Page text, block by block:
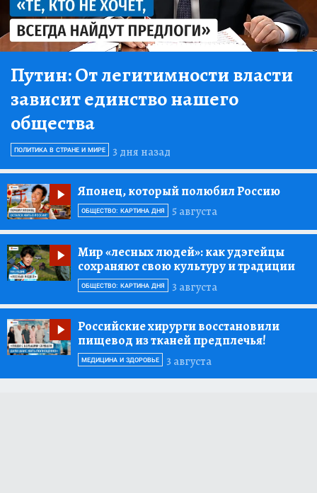
Путин:От легитимности власти
зависит единство нашего
общества
3 дня назад
ПОЛИТИКА В СТРАНЕ И МИРЕ
Японец, который полюбил Россию
5 августа
ОБЩЕСТВО: КАРТИНА ДНЯ
Мир «лесных людей»:как удэгейцы
сохраняют свою культуру и традиции
3 августа
ОБЩЕСТВО: КАРТИНА ДНЯ
Российские хирурги восстановили
пищевод из тканей предплечья!
3 августа
МЕДИЦИНА И ЗДОРОВЬЕ